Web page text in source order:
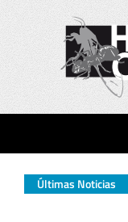
Inicio
Últimas Noticias
El Gobierno